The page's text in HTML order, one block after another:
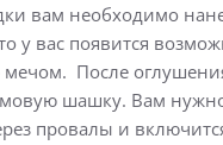
вам необходимо
у вас появится
После
шашку. Вам
провалы и